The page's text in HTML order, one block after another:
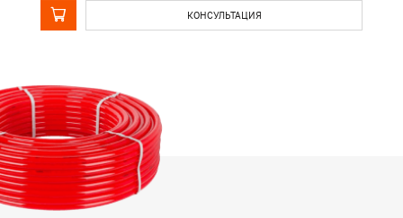
КОНСУЛЬТАЦИЯ